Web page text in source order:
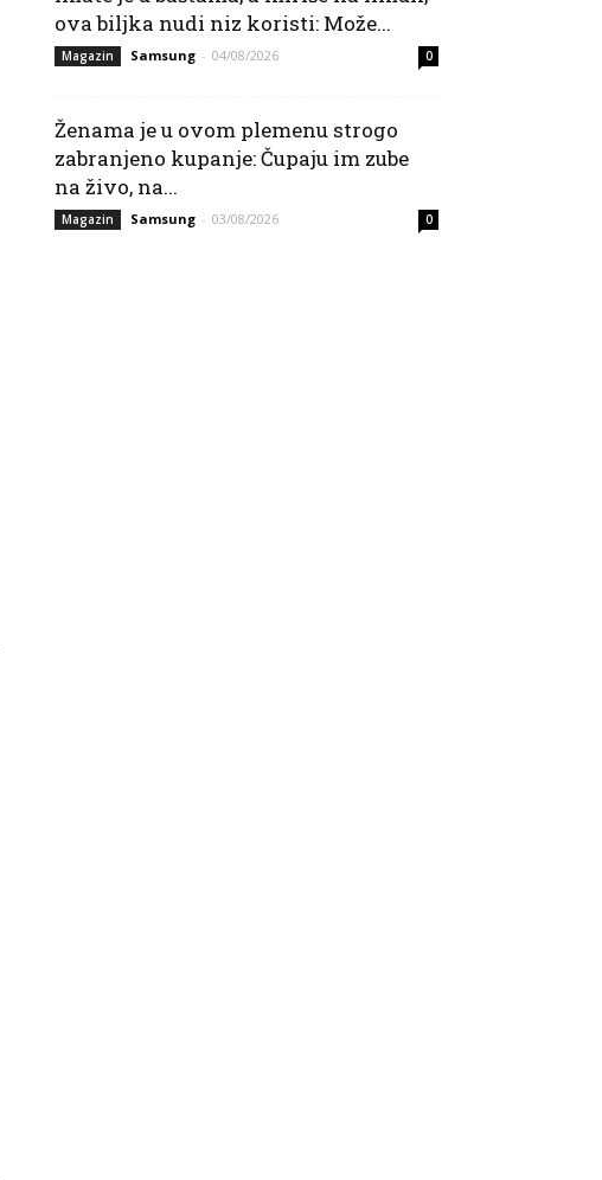
ova biljka nudi niz koristi: Može...
Magazin Samsung - 04/08/2026 0
Ženama je u ovom plemenu strogo
zabranjeno kupanje: Čupaju im zube
na živo, na...
Magazin Samsung - 03/08/2026 0